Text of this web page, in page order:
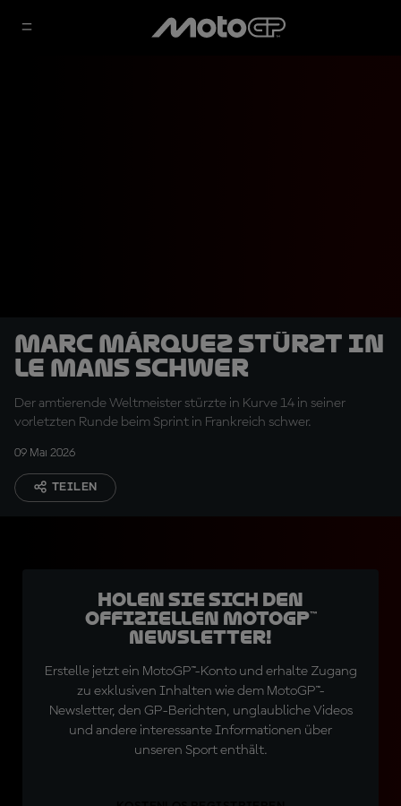
Marc Márquez stürzt in
Le Mans schwer
Der amtierende Weltmeister stürzte in Kurve 14 in seiner
vorletzten Runde beim Sprint in Frankreich schwer.
09 Mai 2026
TEILEN
Holen Sie sich den
offiziellen MotoGP™
Newsletter!
Erstelle jetzt ein MotoGP™-Konto und erhalte Zugang
zu exklusiven Inhalten wie dem MotoGP™-
Newsletter, den GP-Berichten, unglaubliche Videos
und andere interessante Informationen über
unseren Sport enthält.